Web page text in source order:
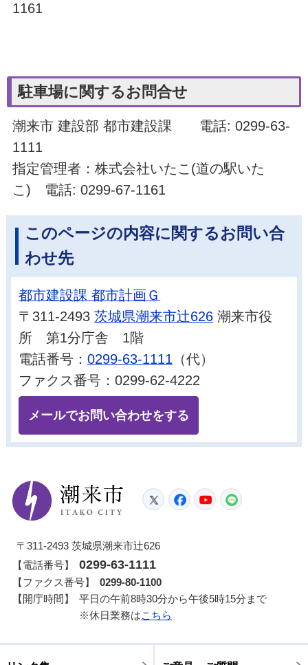
1161
駐車場に関するお問合せ
潮来市 建設部 都市建設課 電話: 0299-63-
1111
指定管理者：株式会社いたこ(道の駅いた
こ) 電話: 0299-67-1161
このページの内容に関するお問い合
わせ先
都市建設課 都市計画Ｇ
〒311-2493茨城県潮来市辻626 潮来市役
所 第1分庁舎 1階
電話番号：0299-63-1111 （代）
ファクス番号：0299-62-4222
メールでお問い合わせをする
潮来市
TwitterFacebook
YouTube
〒311-2493 茨城県潮来市辻626
【電話番号】
0299-63-1111
【ファクス番号】
0299-80-1100
【開庁時間】
平日の午前8時30分から午後5時15分まで
※休日業務はこちら